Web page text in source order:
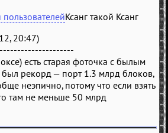
20:47)
есть старая фоточка с былым
был рекорд — порт 1.3 млрд блоков,
неэпично, потому что если взять
там не меньше 50 млрд